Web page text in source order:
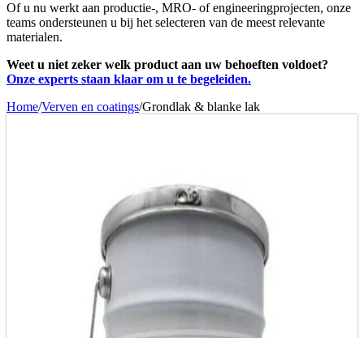
Of u nu werkt aan productie-, MRO- of engineeringprojecten, onze
teams ondersteunen u bij het selecteren van de meest relevante
materialen.
Weet u niet zeker welk product aan uw behoeften voldoet?
Onze experts staan klaar om u te begeleiden.
Home/Verven en coatings/Grondlak & blanke lak